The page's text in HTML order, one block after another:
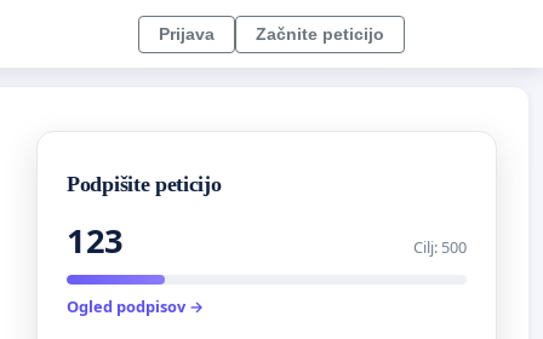
Prijava Začnite peticijo
Podpišite peticijo
123 Cilj: 500
Ogled podpisov →